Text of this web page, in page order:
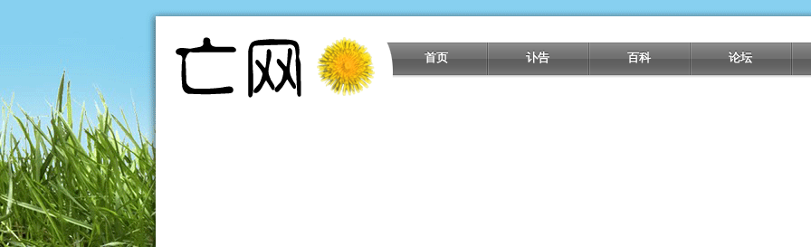
首页 讣告 百科 论坛